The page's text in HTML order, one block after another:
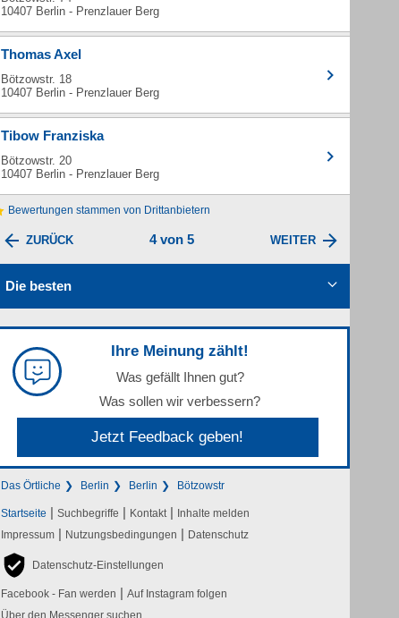
10407 Berlin - Prenzlauer Berg
Thomas Axel
Bötzowstr. 18
10407 Berlin - Prenzlauer Berg
Tibow Franziska
Bötzowstr. 20
10407 Berlin - Prenzlauer Berg
Bewertungen stammen von Drittanbietern
ZURÜCK 4 von 5 WEITER
Die besten
Ihre Meinung zählt!
Was gefällt Ihnen gut?
Was sollen wir verbessern?
Jetzt Feedback geben!
Das Örtliche Berlin Berlin Bötzowstr
Startseite | Suchbegriffe | Kontakt | Inhalte melden
Impressum | Nutzungsbedingungen | Datenschutz
Datenschutz-Einstellungen
Facebook - Fan werden | Auf Instagram folgen